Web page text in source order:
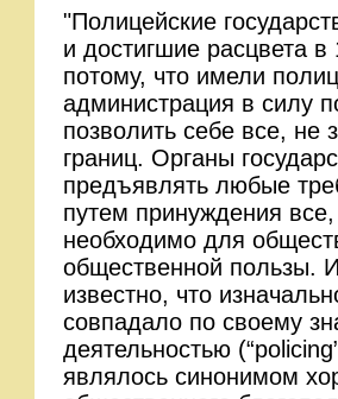
"Полицейские
и достигшие расцвета
потому, что имели
администрация в силу
позволить себе все, не
границ. Органы
предъявлять любые
путем принуждения
необходимо для
общественной пользы.
известно, что
совпадало по своему
деятельностью
являлось синонимом